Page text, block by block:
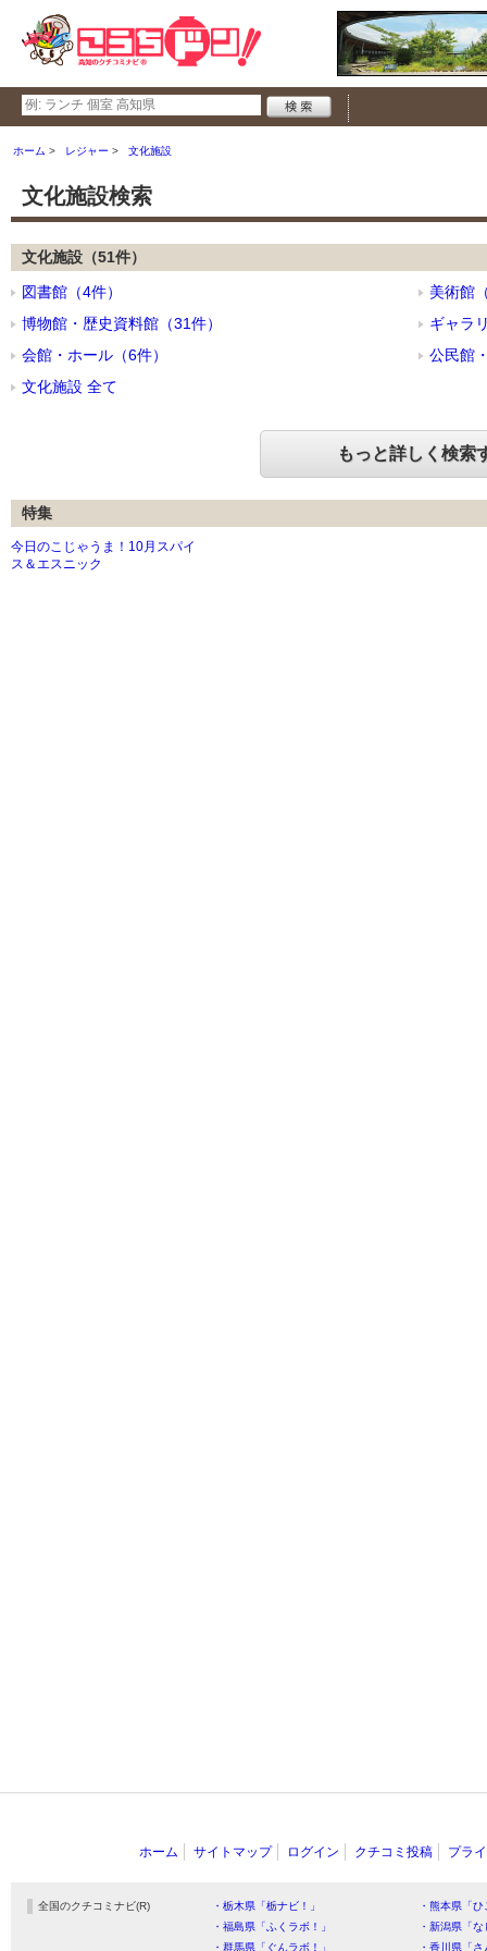
ホーム レジャー 文化施設
文化施設検索
文化施設（51件）
図書館（4件）
美術館
博物館・歴史資料館（31件）
ギャラ
会館・ホール（6件）
公民館
文化施設 全て
もっと詳しく検索
特集
今日のこじゃうま！10月スパイ
ス＆エスニック
ホーム サイトマップ ログイン クチコミ投稿 プラ
全国のクチコミナビ(R) ・栃木県「栃ナビ！」
・熊本県「
・福島県「ふくラボ！」
・新潟県「
・群馬県「ぐんラボ！」
・香川県「